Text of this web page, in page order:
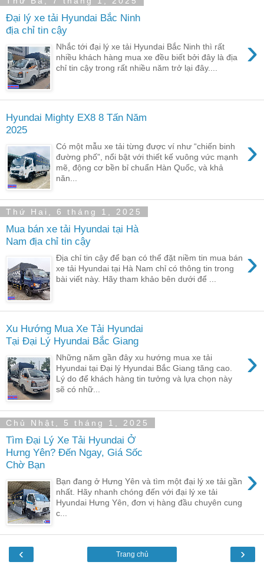
Đại lý xe tải Hyundai Bắc Ninh
địa chỉ tin cậy
›
Nhắc tới đại lý xe tải Hyundai Bắc Ninh thì rất
nhiều khách hàng mua xe đều biết bởi đây là địa
chỉ tin cậy trong rất nhiều năm trở lại đây....
Hyundai Mighty EX8 8 Tấn Năm
2025
›
Có một mẫu xe tải từng được ví như “chiến binh
đường phố”, nổi bật với thiết kế vuông vức mạnh
mẽ, động cơ bền bỉ chuẩn Hàn Quốc, và khả
năn...
Thứ Hai, 6 tháng 1, 2025
Mua bán xe tải Hyundai tại Hà
Nam địa chỉ tin cậy
›
Địa chỉ tin cậy để bạn có thể đặt niềm tin mua bán
xe tải Hyundai tại Hà Nam chỉ có thông tin trong
bài viết này. Hãy tham khảo bên dưới để ...
Xu Hướng Mua Xe Tải Hyundai
Tại Đại Lý Hyundai Bắc Giang
›
Những năm gần đây xu hướng mua xe tải
Hyundai tại Đại lý Hyundai Bắc Giang tăng cao.
Lý do để khách hàng tin tưởng và lựa chọn này
sẽ có nhữ...
Chủ Nhật, 5 tháng 1, 2025
Tìm Đại Lý Xe Tải Hyundai Ở
Hưng Yên? Đến Ngay, Giá Sốc
Chờ Bạn
›
Bạn đang ở Hưng Yên và tìm một đại lý xe tải gần
nhất. Hãy nhanh chóng đến với đại lý xe tải
Hyundai Hưng Yên, đơn vị hàng đầu chuyên cung
c...
‹ ›
Trang chủ